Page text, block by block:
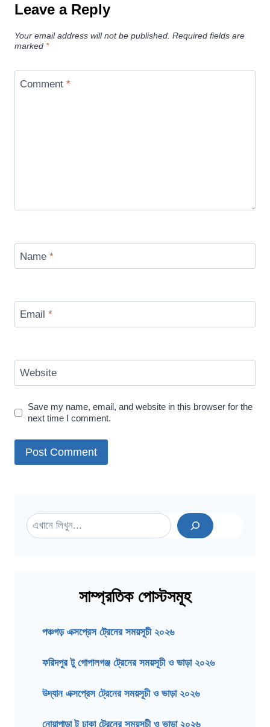
Leave a Reply
Your email address will not be published. Required fields are
marked *
Comment *
Name *
Email *
Website
Save my name, email, and website in this browser for the
next time I comment.
Search
সাম্প্রতিক পোস্টসমূহ
পঞ্চগড় এক্সপ্রেস ট্রেনের সময়সূচী ২০২৬
ফরিদপুর টু গোপালগঞ্জ ট্রেনের সময়সূচী ও ভাড়া ২০২৬
উদ্যান এক্সপ্রেস ট্রেনের সময়সূচী ও ভাড়া ২০২৬
নোয়াপাড়া টু ঢাকা ট্রেনের সময়সূচী ও ভাড়া ২০২৬